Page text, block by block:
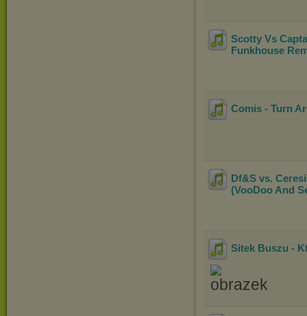
Scotty Vs
Funkhouse
Comis - Turn
Df&S vs.
(VooDoo And
Sitek Buszu -